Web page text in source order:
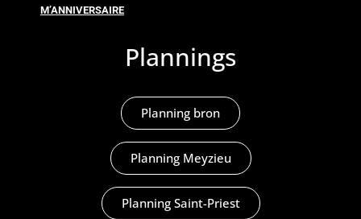
M’ANNIVERSAIRE
Plannings
Planning bron
Planning Meyzieu
Planning Saint-Priest